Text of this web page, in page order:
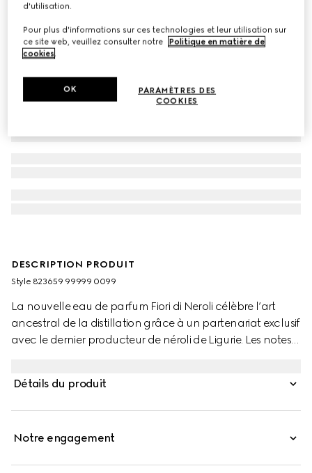
DESCRIPTION PRODUIT
Style ‎823659 99999 0099
La nouvelle eau de parfum Fiori di Neroli célèbre l’art
ancestral de la distillation grâce à un partenariat exclusif
avec le dernier producteur de néroli de Ligurie. Les notes
Ensemble, ces éléments sont équilibrés par la chaleur des
Détails du produit
Notre engagement
d'utilisation.
Pour plus d'informations sur ces technologies et leur utilisation sur
ce site web, veuillez consulter notre
Politique en matière de
cookies.
PARAMÈTRES DES
COOKIES
OK